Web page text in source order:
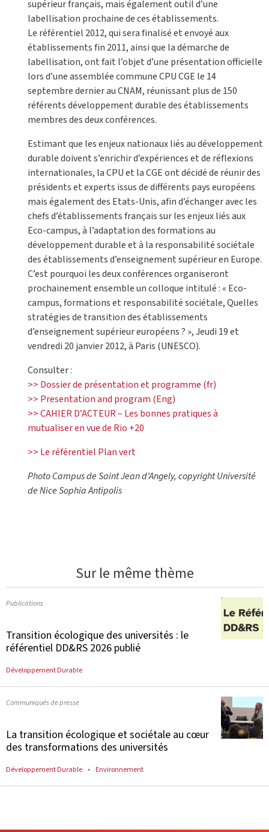
supérieur français, mais également outil d’une
labellisation prochaine de ces établissements.
Le référentiel 2012, qui sera finalisé et envoyé aux
établissements fin 2011, ainsi que la démarche de
labellisation, ont fait l’objet d’une présentation officielle
lors d’une assemblée commune CPU CGE le 14
septembre dernier au CNAM, réunissant plus de 150
référents développement durable des établissements
membres des deux conférences.
Estimant que les enjeux nationaux liés au développement
durable doivent s’enrichir d’expériences et de réflexions
internationales, la CPU et la CGE ont décidé de réunir des
présidents et experts issus de différents pays européens
mais également des Etats-Unis, afin d’échanger avec les
chefs d’établissements français sur les enjeux liés aux
Eco-campus, à l’adaptation des formations au
développement durable et à la responsabilité sociétale
des établissements d’enseignement supérieur en Europe.
C’est pourquoi les deux conférences organiseront
prochainement ensemble un colloque intitulé : « Eco-
campus, formations et responsabilité sociétale, Quelles
stratégies de transition des établissements
d’enseignement supérieur européens ? », Jeudi 19 et
vendredi 20 janvier 2012, à Paris (UNESCO).
Consulter :
>> Dossier de présentation et programme (fr)
>> Presentation and program (Eng)
>> CAHIER D’ACTEUR – Les bonnes pratiques à
mutualiser en vue de Rio +20
>> Le référentiel Plan vert
Photo Campus de Saint Jean d’Angely, copyright Université
de Nice Sophia Antipolis
Sur le même thème
Publications
Transition écologique des universités : le
référentiel DD&RS 2026 publié
Développement Durable
Communiqués de presse
La transition écologique et sociétale au cœur
des transformations des universités
Développement Durable Environnement